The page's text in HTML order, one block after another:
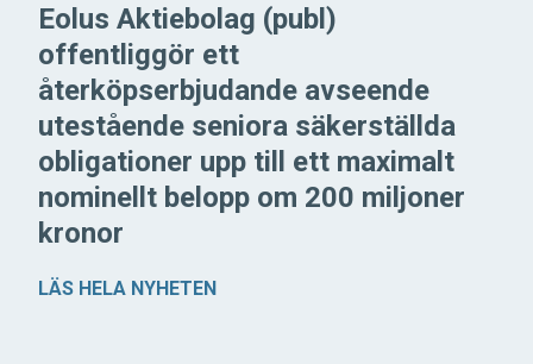
Eolus Aktiebolag (publ)
offentliggör ett
återköpserbjudande avseende
utestående seniora säkerställda
obligationer upp till ett maximalt
nominellt belopp om 200 miljoner
kronor
LÄS HELA NYHETEN